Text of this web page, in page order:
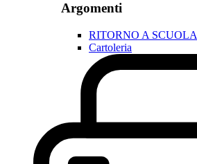
Argomenti
RITORNO A SCUOLA
Cartoleria